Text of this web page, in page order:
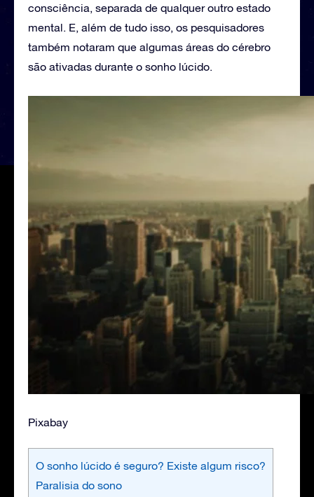
consciência, separada de qualquer outro estado
mental. E, além de tudo isso, os pesquisadores
também notaram que algumas áreas do cérebro
são ativadas durante o sonho lúcido.
Pixabay
O sonho lúcido é seguro? Existe algum risco?
Paralisia do sono